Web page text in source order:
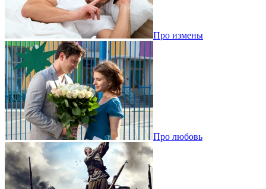
Про измены
Про любовь